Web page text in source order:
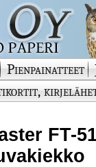
Pienpainatteet
FT-